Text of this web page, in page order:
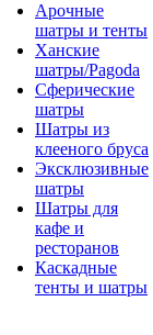
Арочные
шатры и тенты
Ханские
шатры/Pagoda
Сферические
шатры
Шатры из
клееного бруса
Эксклюзивные
шатры
Шатры для
кафе и
ресторанов
Каскадные
тенты и шатры